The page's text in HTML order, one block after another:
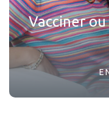
Vacciner